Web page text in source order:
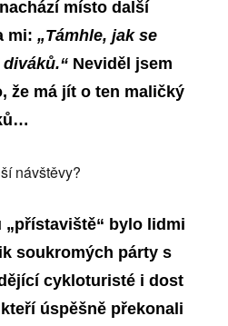
místo další
mi:„Támhle, jak se
Neviděl jsem
že má jít o ten maličký
návštěvy?
„přístaviště“ bylo lidmi
soukromých párty s
cykloturisté i dost
úspěšně překonali